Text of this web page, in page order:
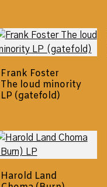
Frank Foster
The loud minority
LP (gatefold)
Harold Land